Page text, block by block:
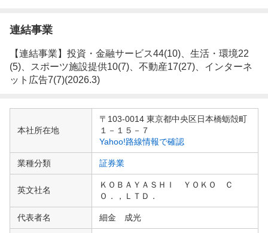
連結事業
【連結事業】投資・金融サービス44(10)、生活・環境22
(5)、スポーツ施設提供10(7)、不動産17(27)、インターネ
ット広告7(7)(2026.3)
企
情本社所在地
〒103-0014 東京都中央区日本橋蛎殻町
１－１５－７
Yahoo!路線情報で確認
業種分類 証券業
英文社名
ＫＯＢＡＹＡＳＨＩ ＹＯＫＯ Ｃ
Ｏ．，ＬＴＤ．
代表者名 細金 成光